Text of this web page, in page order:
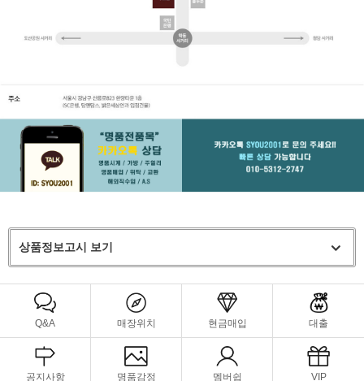
상품정보고시 보기
Q&A 매장위치 현금매입 대출
공지사항 명품감정 멤버쉽 VIP